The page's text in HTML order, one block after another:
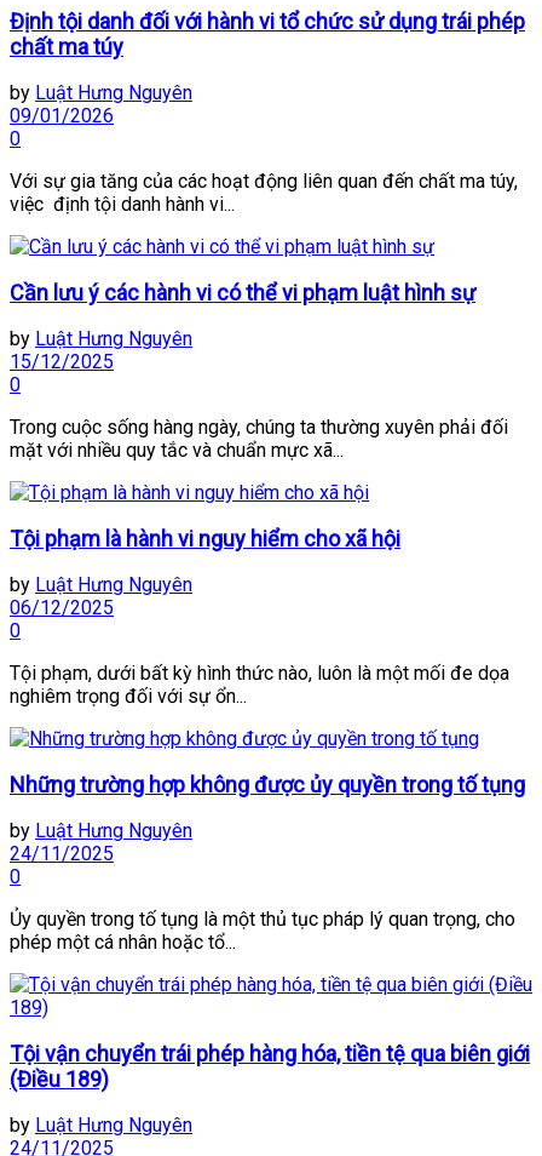
Định tội danh đối với hành vi tổ chức sử dụng trái phép
chất ma túy
by Luật Hưng Nguyên
09/01/2026
0
Với sự gia tăng của các hoạt động liên quan đến chất ma túy,
việc định tội danh hành vi...
Cần lưu ý các hành vi có thể vi phạm luật hình sự
by Luật Hưng Nguyên
15/12/2025
0
Trong cuộc sống hàng ngày, chúng ta thường xuyên phải đối
mặt với nhiều quy tắc và chuẩn mực xã...
Tội phạm là hành vi nguy hiểm cho xã hội
by Luật Hưng Nguyên
06/12/2025
0
Tội phạm, dưới bất kỳ hình thức nào, luôn là một mối đe dọa
nghiêm trọng đối với sự ổn...
Những trường hợp không được ủy quyền trong tố tụng
by Luật Hưng Nguyên
24/11/2025
0
Ủy quyền trong tố tụng là một thủ tục pháp lý quan trọng, cho
phép một cá nhân hoặc tổ...
Tội vận chuyển trái phép hàng hóa, tiền tệ qua biên giới
(Điều 189)
by Luật Hưng Nguyên
24/11/2025